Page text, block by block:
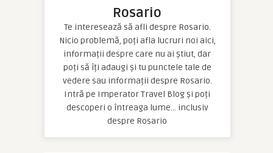
Rosario
Te interesează să afli despre Rosario.
Nicio problemă, poți afla lucruri noi aici,
informații despre care nu ai știut, dar
poți să îți adaugi și tu punctele tale de
vedere sau informații despre Rosario.
Intră pe Imperator Travel Blog și poți
descoperi o întreaga lume… inclusiv
despre Rosario